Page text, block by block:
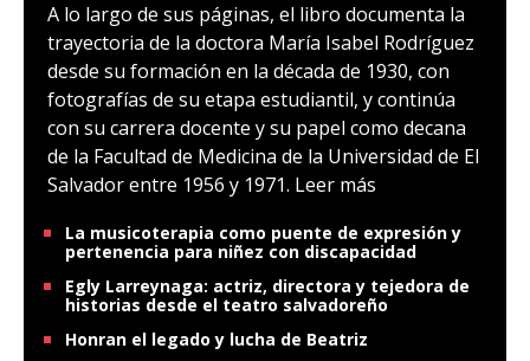
A lo largo de sus páginas, el libro documenta la
trayectoria de la doctora María Isabel Rodríguez
desde su formación en la década de 1930, con
fotografías de su etapa estudiantil, y continúa
con su carrera docente y su papel como decana
de la Facultad de Medicina de la Universidad de El
Salvador entre 1956 y 1971. Leer más
La musicoterapia como puente de expresión y
pertenencia para niñez con discapacidad
Egly Larreynaga: actriz, directora y tejedora de
historias desde el teatro salvadoreño
Honran el legado y lucha de Beatriz